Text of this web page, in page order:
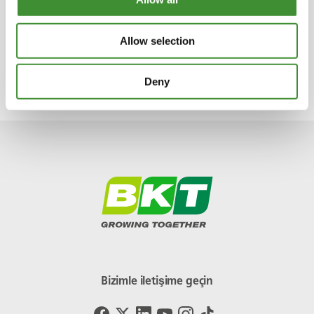
Allow selection
Deny
Mahsul verimini artırmak için hem traktör hem
de lastik teknolojisindeki gelişmeler
Bizimle iletişime geçin